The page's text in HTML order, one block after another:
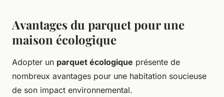
Avantages du parquet pour une
maison écologique
Adopter un parquet écologique présente de
nombreux avantages pour une habitation soucieuse
de son impact environnemental.